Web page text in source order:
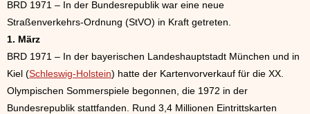
BRD 1971 – In der Bundesrepublik war eine neue
Straßenverkehrs-Ordnung (StVO) in Kraft getreten.
1. März
BRD 1971 – In der bayerischen Landeshauptstadt München und in
Kiel (Schleswig-Holstein) hatte der Kartenvorverkauf für die XX.
Olympischen Sommerspiele begonnen, die 1972 in der
Bundesrepublik stattfanden. Rund 3,4 Millionen Eintrittskarten